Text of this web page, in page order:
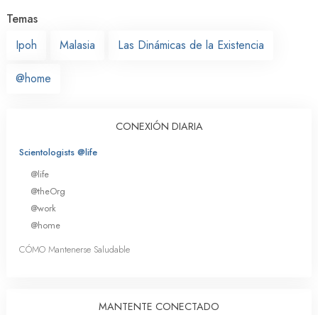
Temas
Ipoh
Malasia Las Dinámicas de la Existencia
@home
CONEXIÓN DIARIA
Scientologists @life
@life
@theOrg
@work
@home
CÓMO Mantenerse Saludable
MANTENTE CONECTADO